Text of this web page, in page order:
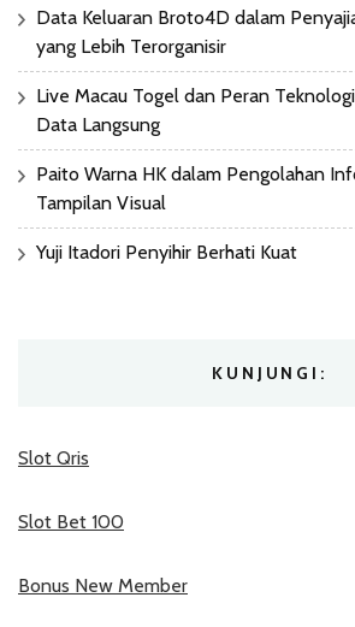
Data Keluaran Broto4D dalam
yang Lebih Terorganisir
Live Macau Togel dan Peran
Data Langsung
Paito Warna HK dalam Pengolahan
Tampilan Visual
Yuji Itadori Penyihir Berhati Kuat
KUNJUNGI:
Slot Qris
Slot Bet 100
Bonus New Member